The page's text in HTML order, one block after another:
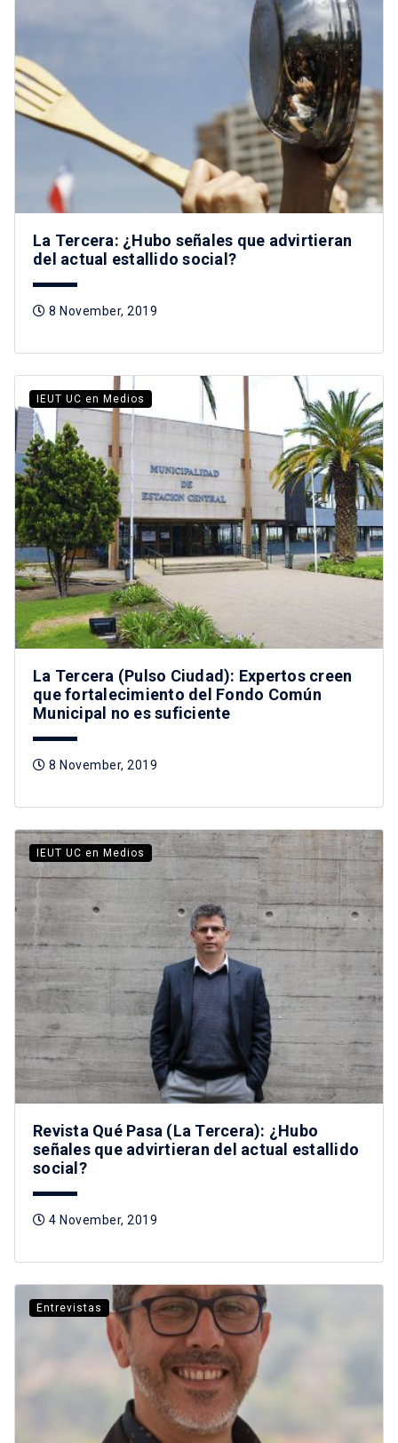
La Tercera: ¿Hubo señales que advirtieran
del actual estallido social?
8 November, 2019
IEUT UC en Medios
La Tercera (Pulso Ciudad): Expertos creen
que fortalecimiento del Fondo Común
Municipal no es suficiente
8 November, 2019
IEUT UC en Medios
Revista Qué Pasa (La Tercera): ¿Hubo
señales que advirtieran del actual estallido
social?
4 November, 2019
Entrevistas